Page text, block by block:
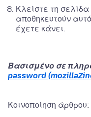
Κλείστε τη σελίδα
αποθηκευτούν
έχετε κάνει.
Βασισμένο σε
password
Κοινοποίηση άρθρου: